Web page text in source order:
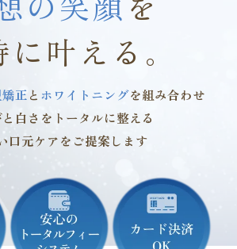
お問い合わせください
24時間お電話受付中
082- 874- 1184
に叶える 。
正 と ホワイトニングを組み合わせ
白さをトータルに整える
口元ケアをご提案します